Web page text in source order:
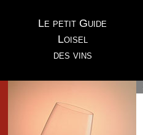
Le petit Guide
Loisel
des vins